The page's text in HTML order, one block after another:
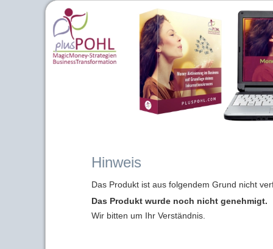
Hinweis
Das Produkt ist aus folgendem Grund nicht
Das Produkt wurde noch nicht genehmigt.
Wir bitten um Ihr Verständnis.